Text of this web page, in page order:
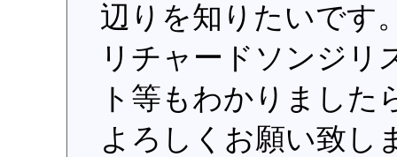
辺りを知りたいです
リチャードソンジリ
ト等もわかりました
よろしくお願い致し